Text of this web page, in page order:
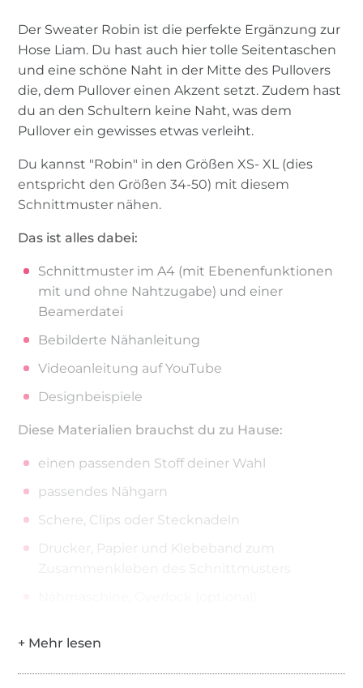
Der Sweater Robin ist die perfekte Ergänzung zur
Hose Liam. Du hast auch hier tolle Seitentaschen
und eine schöne Naht in der Mitte des Pullovers
die, dem Pullover einen Akzent setzt. Zudem hast
du an den Schultern keine Naht, was dem
Pullover ein gewisses etwas verleiht.
Du kannst "Robin" in den Größen XS- XL (dies
entspricht den Größen 34-50) mit diesem
Schnittmuster nähen.
Das ist alles dabei:
Schnittmuster im A4 (mit Ebenenfunktionen
mit und ohne Nahtzugabe) und einer
Beamerdatei
Bebilderte Nähanleitung
Videoanleitung auf YouTube
Designbeispiele
Diese Materialien brauchst du zu Hause:
einen passenden Stoff deiner Wahl
passendes Nähgarn
Schere, Clips oder Stecknadeln
Drucker, Papier und Klebeband zum